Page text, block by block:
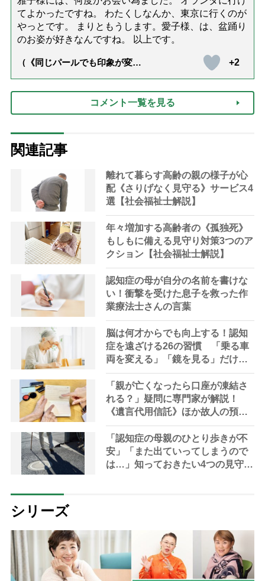
てよかったですね。 わたくしなんか、東京に行くのが
やっとです。 まりともうします。愛子様、は、盆踊り
のお姿が好きなんですね。 以上です。
（《同じパールでも印象が変
の夏ネックレス」上品＆涼しげ
に見せる4つの法則）
+2
コメント一覧を見る
関連記事
離れて暮らす高齢の親の様子が心
配《さりげなく見守る》サービス4
選【社会福祉士解説】
年々増加する高齢者の《孤独死》
もしもに備える見守り対策3つのア
クション【社会福祉士解説】
認知症の母が自分の名前を書けな
い！衝撃を受けた息子を救った作
業療法士さんの言葉
脳は何才からでも向上する！認知
症を遠ざける26の習慣 「乗る車
両を変える」「鏡を見る」だけで
も脳は刺激される
「親が亡くなったら口座が凍結さ
れる？」疑問に専門家が解説！
《遺言代用信託》ほか故人の預金
を引き出す方法やサービス
「認知症の母親のひとり歩きが不
安」「また出ていってしまうので
は…」知っておきたい4つの見守り
シリーズ